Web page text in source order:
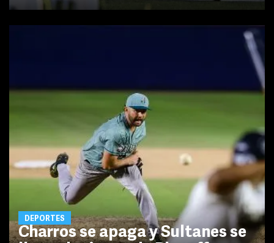
DEPORTES
Charros se apaga y Sultanes se